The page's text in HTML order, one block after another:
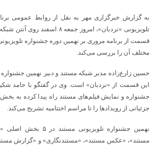
به گزارش خبرگزاری مهر به نقل از روابط عمومی
تلویزیونی «نردبان»، امروز جمعه
قسمت از برنامه مروری بر نهمین دوره‌ جشنواره‌
مختلف آن را بررسی می‌کند.
حسین زارع‌زاده مدیر شبکه مستند و دبیر نهمین جشنواره‌
این قسمت از «نردبان» است. وی در گفتگو با حامد
جشنواره و نمایش فیلم‌های مستند راه پیدا کرده به
جزئیاتی از رویدادها را تا مراسم اختتامیه تشریح می‌کند.
نهمین جشنواره‌
مستند»، «عکس مستند»، «مستندنگاری» و «گزارش